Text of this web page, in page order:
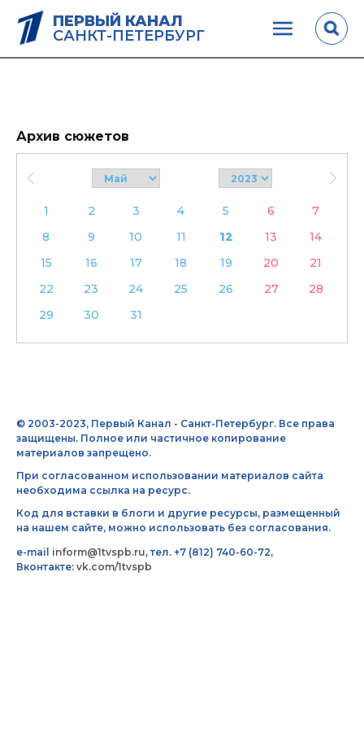
ПЕРВЫЙ КАНАЛ
САНКТ-ПЕТЕРБУРГ
Архив сюжетов
1 2 3 4 5 6
7
8
9 10 11 12 13
14
15
16 17 18 19 20
21
22
23 24 25 26 27
28
29
30 31
© 2003-2023, Первый Канал - Санкт-Петербург. Все права
защищены. Полное или частичное копирование
материалов запрещено.
При согласованном использовании материалов сайта
необходима ссылка на ресурс.
Код для вставки в блоги и другие ресурсы, размещенный
на нашем сайте, можно использовать без согласования.
e-mail inform@1tvspb.ru, тел. +7 (812) 740-60-72,
Вконтакте: vk.com/1tvspb